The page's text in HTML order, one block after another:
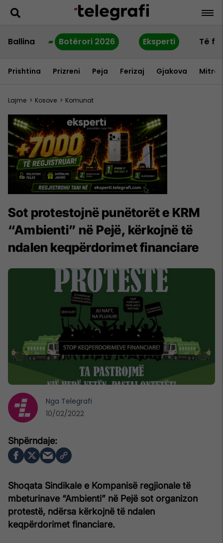
Ballina Botërori 2026 Eksperti Të
Prishtina Prizreni Peja Ferizaj Gjakova
Lajme > Kosove > Komunat
Sot protestojnë punëtorët e KRM
“Ambienti” në Pejë, kërkojnë të
ndalen keqpërdorimet financiare
Shoqata Sindikale e Kompanisë regjionale të
mbeturinave “Ambienti” në Pejë sot organizon
protestë, ndërsa kërkojnë të ndalen
keqpërdorimet financiare.
Nga Telegrafi
10/02/2022